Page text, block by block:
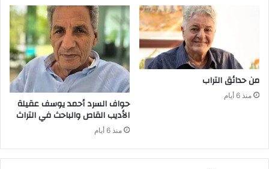
من‭ ‬حدائق‭ ‬التراب
منذ 6 أيام
‬الأديب‭ ‬القاص‭ ‬والباحث‭ ‬في‭ ‬التراث
منذ 6 أيام